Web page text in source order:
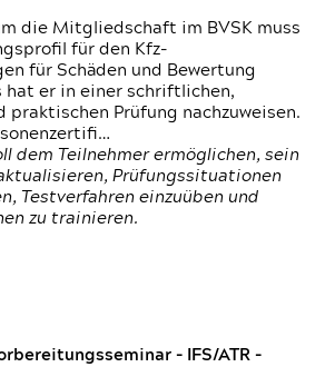
die Mitgliedschaft im BVSK muss
für den Kfz-
für Schäden und Bewertung
hat er in einer schriftlichen,
praktischen Prüfung nachzuweisen.
dem Teilnehmer ermöglichen, sein
Prüfungssituationen
Testverfahren einzuüben und
zu trainieren.
- IFS/ATR -